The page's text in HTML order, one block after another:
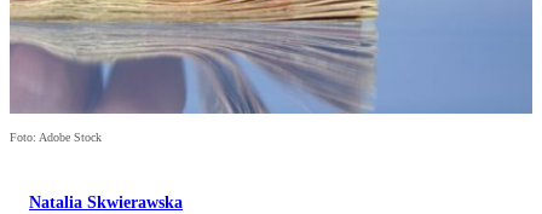
Foto: Adobe Stock
Natalia Skwierawska